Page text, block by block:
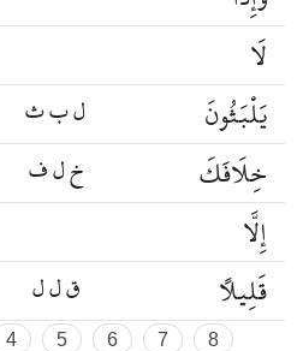
لَا
ل ب ث يَلْبَثُونَ
خ ل ف خِلَافَكَ
إِلَّا
ق ل ل قَلِيلًا
4 5 6 7
8